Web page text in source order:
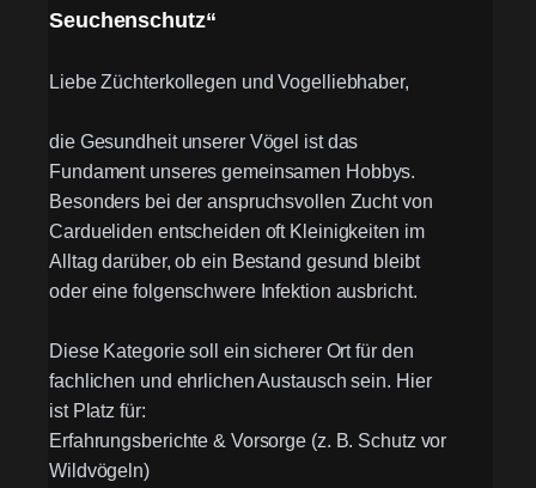
Seuchenschutz“
Liebe Züchterkollegen und Vogelliebhaber,
die Gesundheit unserer Vögel ist das
Fundament unseres gemeinsamen Hobbys.
Besonders bei der anspruchsvollen Zucht von
Cardueliden entscheiden oft Kleinigkeiten im
Alltag darüber, ob ein Bestand gesund bleibt
oder eine folgenschwere Infektion ausbricht.
Diese Kategorie soll ein sicherer Ort für den
fachlichen und ehrlichen Austausch sein. Hier
ist Platz für:
Erfahrungsberichte & Vorsorge (z. B. Schutz vor
Wildvögeln)